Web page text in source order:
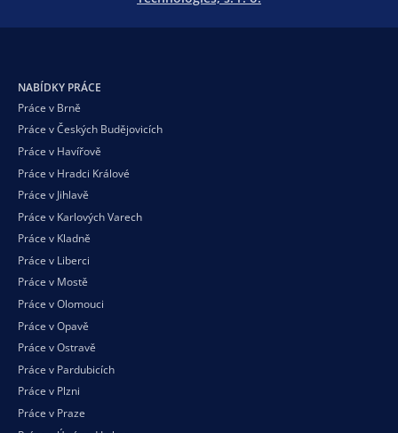
NABÍDKY PRÁCE
Práce v Brně
Práce v Českých Budějovicích
Práce v Havířově
Práce v Hradci Králové
Práce v Jihlavě
Práce v Karlových Varech
Práce v Kladně
Práce v Liberci
Práce v Mostě
Práce v Olomouci
Práce v Opavě
Práce v Ostravě
Práce v Pardubicích
Práce v Plzni
Práce v Praze